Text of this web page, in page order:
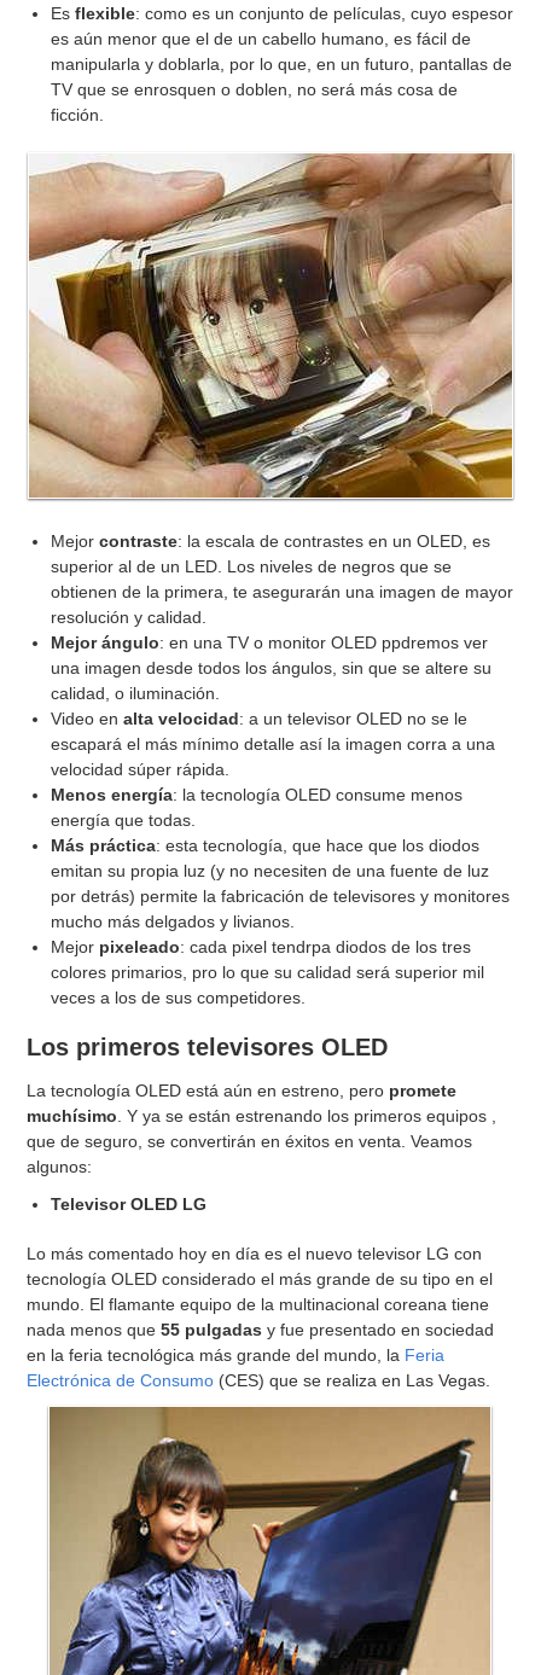
Esflexible: como es un conjunto de películas, cuyo espesor
es aún menor que el de un cabello humano, es fácil de
manipularla y doblarla, por lo que, en un futuro, pantallas de
TV que se enrosquen o doblen, no será más cosa de
ficción.
Mejorcontraste: la escala de contrastes en un OLED, es
superior al de un LED. Los niveles de negros que se
obtienen de la primera, te asegurarán una imagen de mayor
resolución y calidad.
Mejor ángulo: en una TV o monitor OLED ppdremos ver
una imagen desde todos los ángulos, sin que se altere su
calidad, o iluminación.
Video enalta velocidad: a un televisor OLED no se le
escapará el más mínimo detalle así la imagen corra a una
velocidad súper rápida.
Menos energía: la tecnología OLED consume menos
energía que todas.
Más práctica: esta tecnología, que hace que los diodos
emitan su propia luz (y no necesiten de una fuente de luz
por detrás) permite la fabricación de televisores y monitores
mucho más delgados y livianos.
Mejor pixeleado: cada pixel tendrpa diodos de los tres
colores primarios, pro lo que su calidad será superior mil
veces a los de sus competidores.
Los primeros televisores OLED
La tecnología OLED está aún en estreno, pero promete
muchísimo . Y ya se están estrenando los primeros equipos ,
que de seguro, se convertirán en éxitos en venta. Veamos
algunos:
Televisor OLED LG
Lo más comentado hoy en día es el nuevo televisor LG con
tecnología OLED considerado el más grande de su tipo en el
mundo. El flamante equipo de la multinacional coreana tiene
nada menos que55 pulgadas y fue presentado en sociedad
en la feria tecnológica más grande del mundo, la Feria
Electrónica de Consumo (CES) que se realiza en Las Vegas.